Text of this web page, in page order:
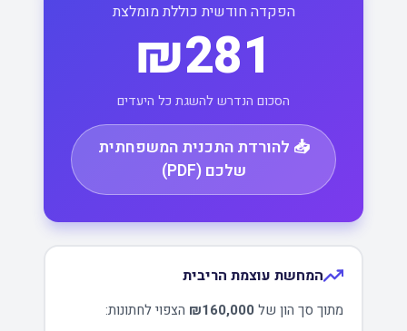
הפקדה חודשית כוללת מומלצת
₪281
הסכום הנדרש להשגת כל היעדים
📥 להורדת התכנית המשפחתית
שלכם (PDF)
המחשת עוצמת הריבית
מתוך סך הון של₪160,000 הצפוי לחתונות: